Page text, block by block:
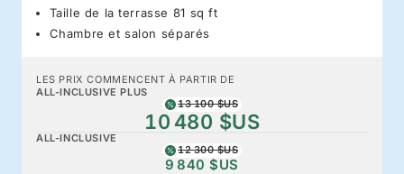
Taille de la terrasse 81 sq ft
Chambre et salon séparés
LES PRIX COMMENCENT À PARTIR DE
ALL-INCLUSIVE PLUS
13 100 $US
10 480 $US
ALL-INCLUSIVE
12 300 $US
9 840 $US